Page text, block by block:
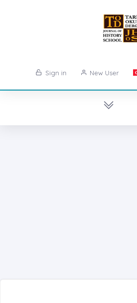
Sign in New User